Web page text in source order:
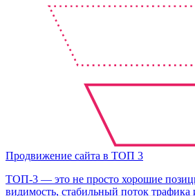
Продвижение сайта в ТОП 3
ТОП-3 — это не просто хорошие
видимость, стабильный поток